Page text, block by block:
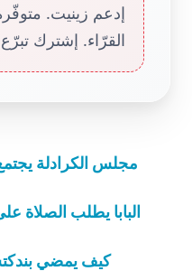
إدعم زينيت.
القرّاء. إشترك تبرّع
مجلس الكرادلة
البابا يطلب الصلاة
كيف يمضي